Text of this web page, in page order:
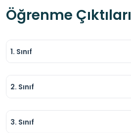
Öğrenme Çıktıları
1. Sınıf
2. Sınıf
3. Sınıf